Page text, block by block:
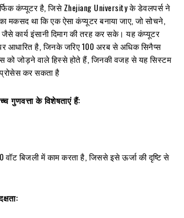
कंप्यूटर है, जिसे Zhejiang University के डेवलपर्स ने
मकसद था कि एक ऐसा कंप्यूटर बनाया जाए, जो सोचने,
कार्य इंसानी दिमाग की तरह कर सके। यह कंप्यूटर
पर आधारित है, जिनके जरिए 100 अरब से अधिक सिनैप्स
को जोड़ने वाले हिस्से होते हैं, जिनकी वजह से यह सिस्टम
कर सकता है
गुणवत्ता के विशेषताएं हैं:
वॉट बिजली में काम करता है, जिससे इसे ऊर्जा की दृष्टि से